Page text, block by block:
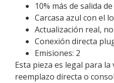
10% más de salida
Carcasa azul con el
Actualización real,
Conexión directa
Emisiones: 2
Esta pieza es legal para
reemplazo directa o